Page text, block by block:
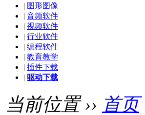
| 图形图像
| 音频软件
| 视频软件
| 行业软件
| 编程软件
| 教育教学
| 插件下载
| 驱动下载
当前位置 ›› 首页